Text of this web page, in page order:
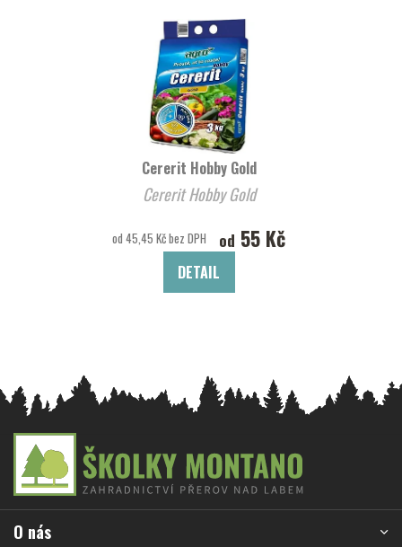
Cererit Hobby Gold
Cererit Hobby Gold
od 45,45 Kč bez DPH od 55 Kč
DETAIL
a
O nás